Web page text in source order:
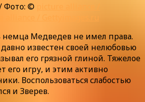
Фото: ©
alliance / Gettyimages.ru
Медведев не имел права.
известен своей нелюбовью
его грязной глиной. Тяжелое
его игру, и этим активно
Воспользоваться слабостью
и Зверев.